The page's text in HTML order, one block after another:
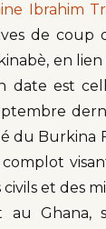
Ibrahim
de coup
en
date est
du Burkina
et des
au Ghana,